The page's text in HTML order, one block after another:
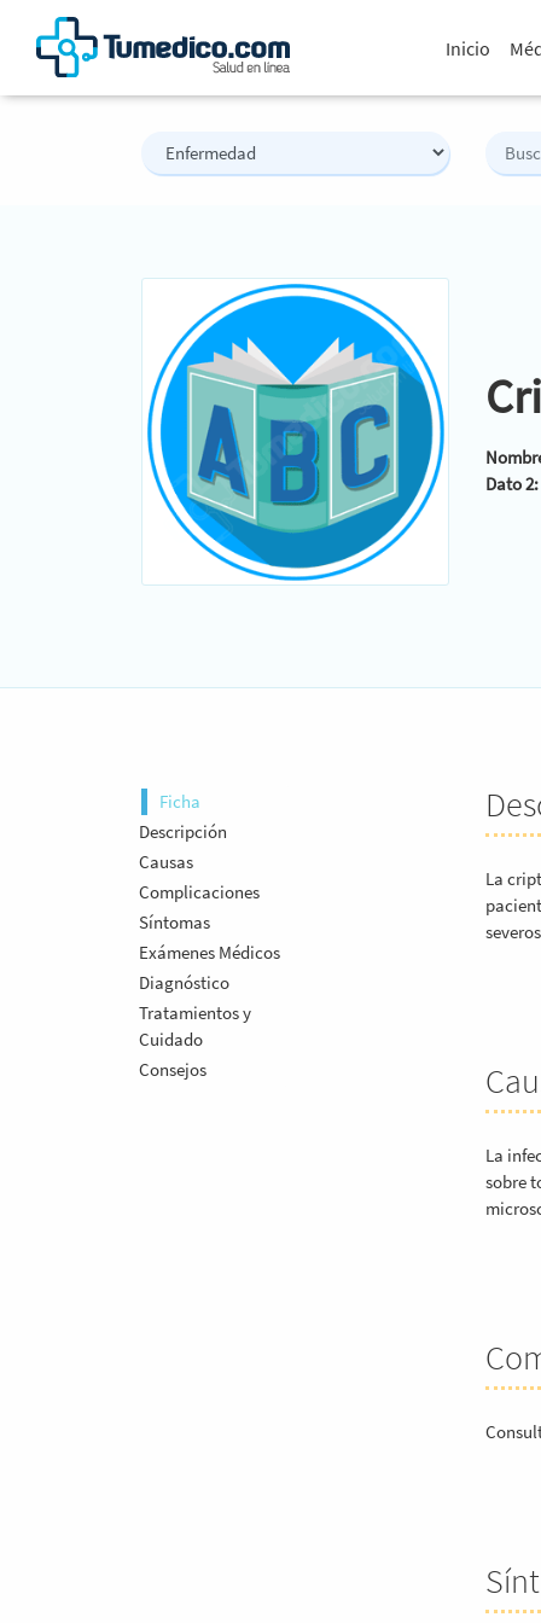
Inicio
Dato 2:
Ficha
Descripción
Causas
Complicaciones
Síntomas
Exámenes Médicos
Diagnóstico
Tratamientos y
Cuidado
Consejos
La
La
sobre